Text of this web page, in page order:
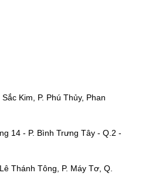
Kim, P. Phú Thủy, Phan
14 - P. Bình Trưng Tây - Q.2 -
Thánh Tông, P. Máy Tơ, Q.